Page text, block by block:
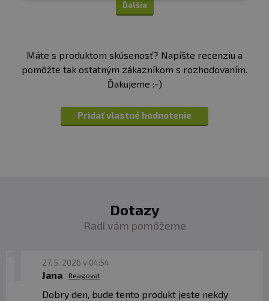
✅ Čisté sústredenie.
✅ Kontrolovaný agresívny výkon.
✅ Pre ľudí, ktorí majú v sebe viac disciplíny, než si
✅ Nitrox bol vytvorený pre športovcov, ktorí
nevyhľadávajú motiváciu - oni ňou žijú.
10 x 22,5 g
Počet dávok v balení:
Ďalšia
Máte s produktom skúsenosť? Napíšte recenziu a
pomôžte tak ostatným zákazníkom s rozhodovaním.
Ďakujeme :-)
Pridať vlastné hodnotenie
Dotazy
Radi vám pomôžeme
27. 5. 2026 v 04:54
Jana Reagovat
Dobry den, bude tento produkt jeste nekdy